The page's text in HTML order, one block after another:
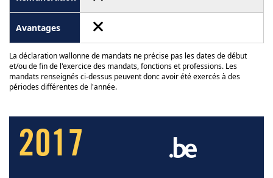
La déclaration wallonne de mandats ne précise pas les dates de début
et/ou de fin de l'exercice des mandats, fonctions et professions. Les
mandats renseignés ci-dessus peuvent donc avoir été exercés à des
périodes différentes de l'année.
2017